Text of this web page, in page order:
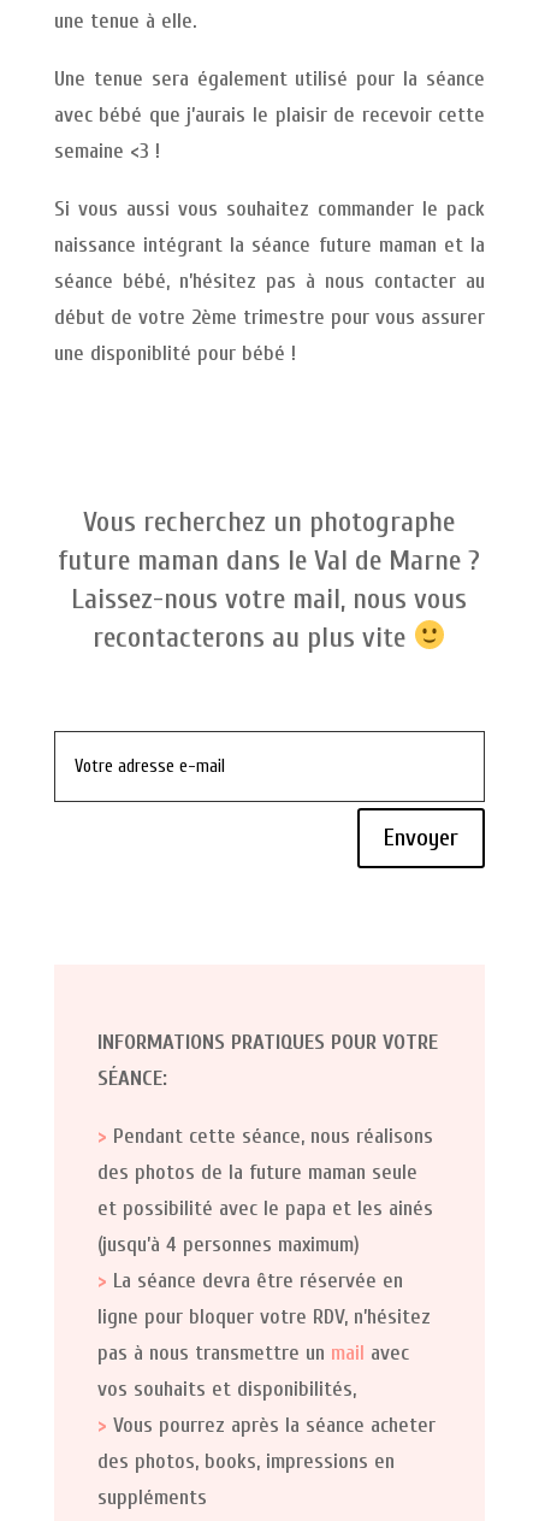
une tenue à elle.
Une tenue sera également utilisé pour la séance
avec bébé que j’aurais le plaisir de recevoir cette
semaine <3 !
Si vous aussi vous souhaitez commander le pack
naissance intégrant la séance future maman et la
séance bébé, n’hésitez pas à nous contacter au
début de votre 2ème trimestre pour vous assurer
une disponiblité pour bébé !
Vous recherchez un photographe
future maman dans le Val de Marne ?
Laissez-nous votre mail, nous vous
recontacterons au plus vite
Envoyer
INFORMATIONS PRATIQUES POUR VOTRE
SÉANCE:
> Pendant cette séance, nous réalisons
des photos de la future maman seule
et possibilité avec le papa et les ainés
(jusqu’à 4 personnes maximum)
> La séance devra être réservée en
ligne pour bloquer votre RDV, n’hésitez
pas à nous transmettre un mail avec
vos souhaits et disponibilités,
> Vous pourrez après la séance acheter
des photos, books, impressions en
suppléments